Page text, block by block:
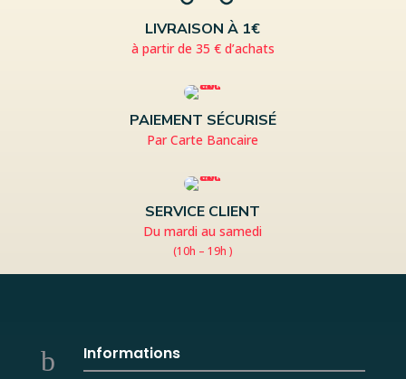
LIVRAISON À 1€
à partir de 35 € d’achats
PAIEMENT SÉCURISÉ
Par Carte Bancaire
SERVICE CLIENT
Du mardi au samedi
(10h – 19h )
b Informations